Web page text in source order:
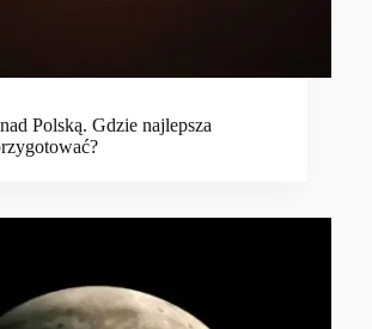
Polską. Gdzie najlepsza